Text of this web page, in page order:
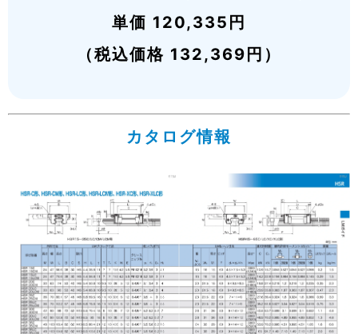
単価 120,335円
（税込価格 132,369円）
カタログ情報